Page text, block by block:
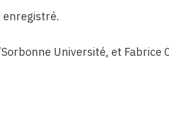
enregistré.
Université, et Fabrice